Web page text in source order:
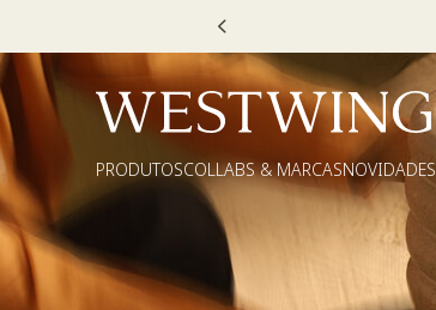
PRODUTOSCOLLABS & MARCASNOVIDADES